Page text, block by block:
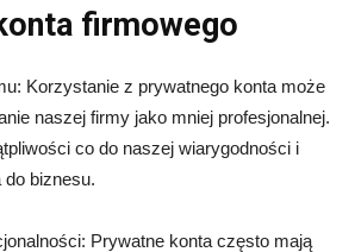
firmowego
Korzystanie z prywatnego konta może
naszej firmy jako mniej profesjonalnej.
co do naszej wiarygodności i
do biznesu.
Prywatne konta często mają